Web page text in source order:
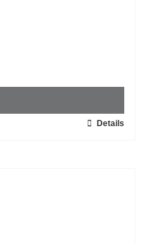
Details